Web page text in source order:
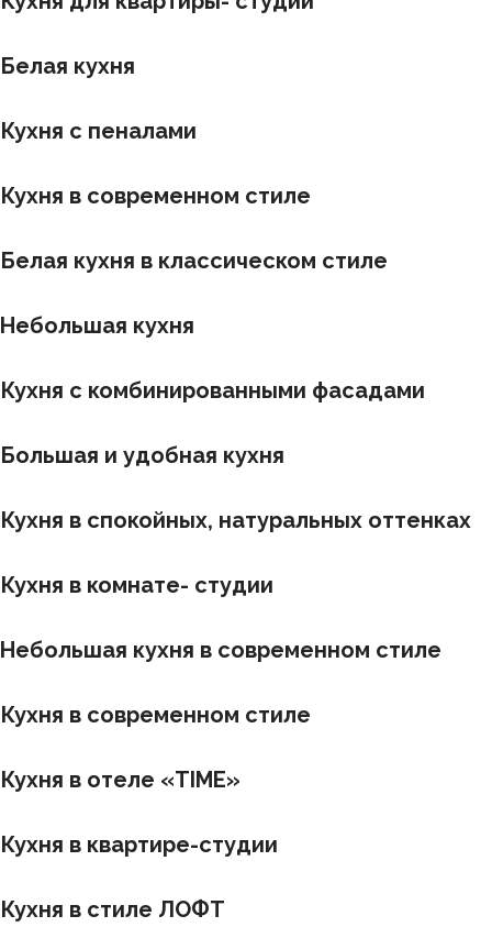
Белая кухня
Кухня с пеналами
Кухня в современном стиле
Белая кухня в классическом стиле
Небольшая кухня
Кухня с комбинированными фасадами
Большая и удобная кухня
Кухня в спокойных, натуральных оттенках
Кухня в комнате- студии
Небольшая кухня в современном стиле
Кухня в современном стиле
Кухня в отеле «TIME»
Кухня в квартире-студии
Кухня в стиле ЛОФТ